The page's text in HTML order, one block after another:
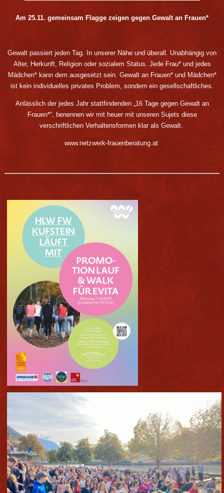
Am 25.11. gemeinsam Flagge zeigen gegen Gewalt an Frauen*
Gewalt passiert jeden Tag. In unserer Nähe und überall. Unabhängig von
Alter, Herkunft, Religion oder sozialem Status. Jede Frau* und jedes
Mädchen* kann dem ausgesetzt sein. Gewalt an Frauen* und Mädchen*
ist kein individuelles privates Problem, sondern ein gesellschaftliches.
Anlässlich der jedes Jahr stattfindenden „16 Tage gegen Gewalt an
Frauen*“, benennen wir mit heuer mit unseren Sujets diese
verschriftlichen Verhaltensformen klar als Gewalt.
www.netzwerk-frauenberatung.at